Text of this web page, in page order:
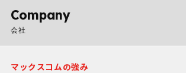
Company
会社
マックスコムの強み